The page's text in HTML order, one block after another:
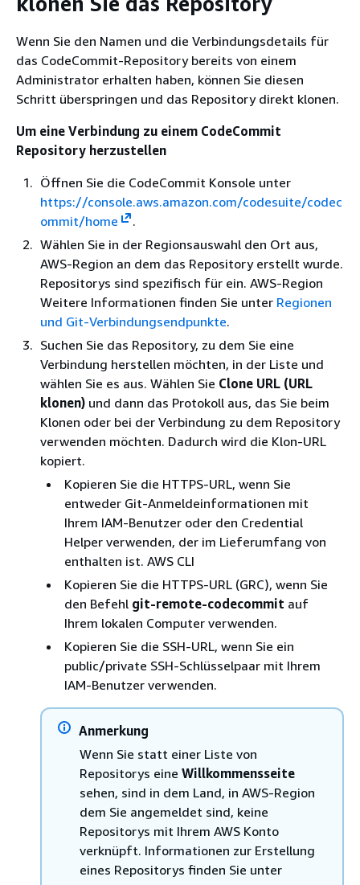
Wenn Sie den Namen und die Verbindungsdetails für
das CodeCommit-Repository bereits von einem
Administrator erhalten haben, können Sie diesen
Schritt überspringen und das Repository direkt klonen.
Um eine Verbindung zu einem CodeCommit
Repository herzustellen
Öffnen Sie die CodeCommit Konsole unter
https://console.aws.amazon.com/codesuite/codec
ommit/home
.
Wählen Sie in der Regionsauswahl den Ort aus,
AWS-Region an dem das Repository erstellt wurde.
Repositorys sind spezifisch für ein. AWS-Region
Weitere Informationen finden Sie unter Regionen
und Git-Verbindungsendpunkte.
Suchen Sie das Repository, zu dem Sie eine
Verbindung herstellen möchten, in der Liste und
wählen Sie es aus. Wählen Sie Clone URL (URL
klonen) und dann das Protokoll aus, das Sie beim
Klonen oder bei der Verbindung zu dem Repository
verwenden möchten. Dadurch wird die Klon-URL
kopiert.
Kopieren Sie die HTTPS-URL, wenn Sie
entweder Git-Anmeldeinformationen mit
Ihrem IAM-Benutzer oder den Credential
Helper verwenden, der im Lieferumfang von
enthalten ist. AWS CLI
Kopieren Sie die HTTPS-URL (GRC), wenn Sie
den Befehl git-remote-codecommit auf
Ihrem lokalen Computer verwenden.
Kopieren Sie die SSH-URL, wenn Sie ein
public/private SSH-Schlüsselpaar mit Ihrem
IAM-Benutzer verwenden.
Anmerkung
Wenn Sie statt einer Liste von
Repositorys eine Willkommensseite
sehen, sind in dem Land, in AWS-Region
dem Sie angemeldet sind, keine
Repositorys mit Ihrem AWS Konto
verknüpft. Informationen zur Erstellung
eines Repositorys finden Sie unter